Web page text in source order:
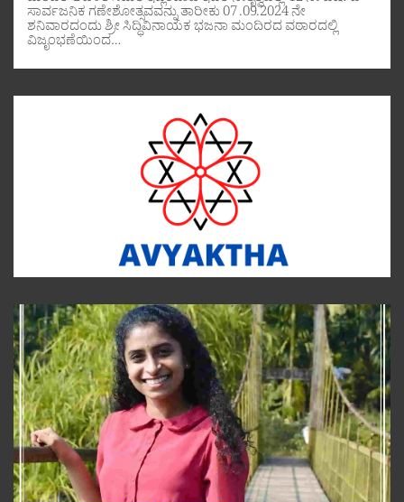
ಸಾರ್ವಜನಿಕ ಗಣೇಶೋತ್ಸವವನ್ನು ತಾರೀಕು 07 .09.2024 ನೇ
ಶನಿವಾರದಂದು ಶ್ರೀ ಸಿದ್ಧಿವಿನಾಯಕ ಭಜನಾ ಮಂದಿರದ ವಠಾರದಲ್ಲಿ
ವಿಜೃಂಭಣೆಯಿಂದ…